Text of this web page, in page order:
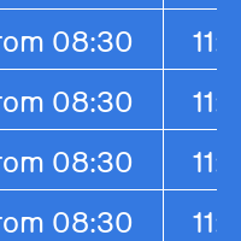
08:30
08:30
08:30
08:30